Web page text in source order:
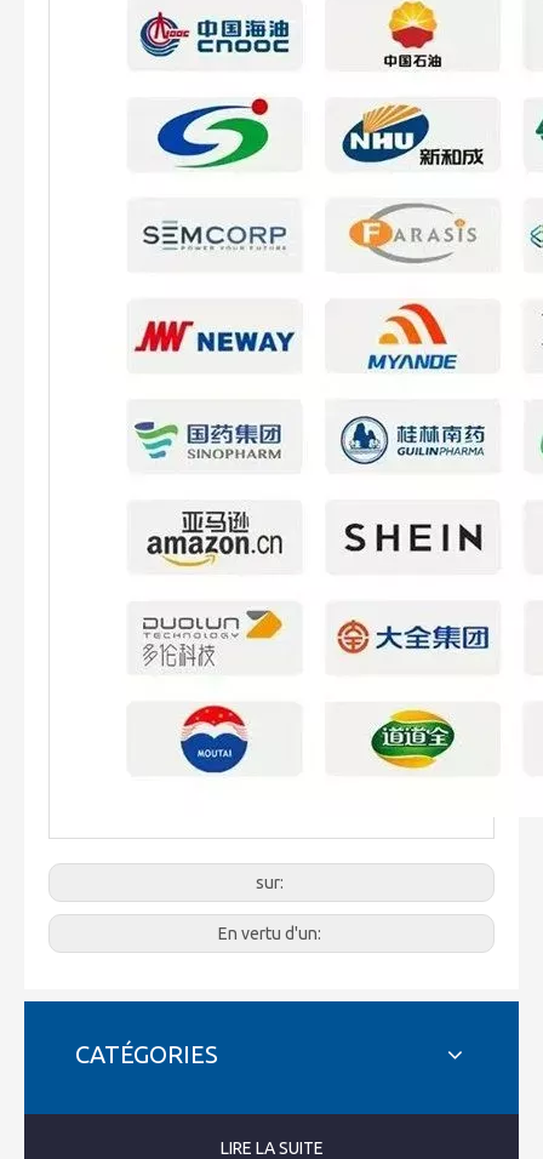
sur:
En vertu d'un:
CATÉGORIES
LIRE LA SUITE